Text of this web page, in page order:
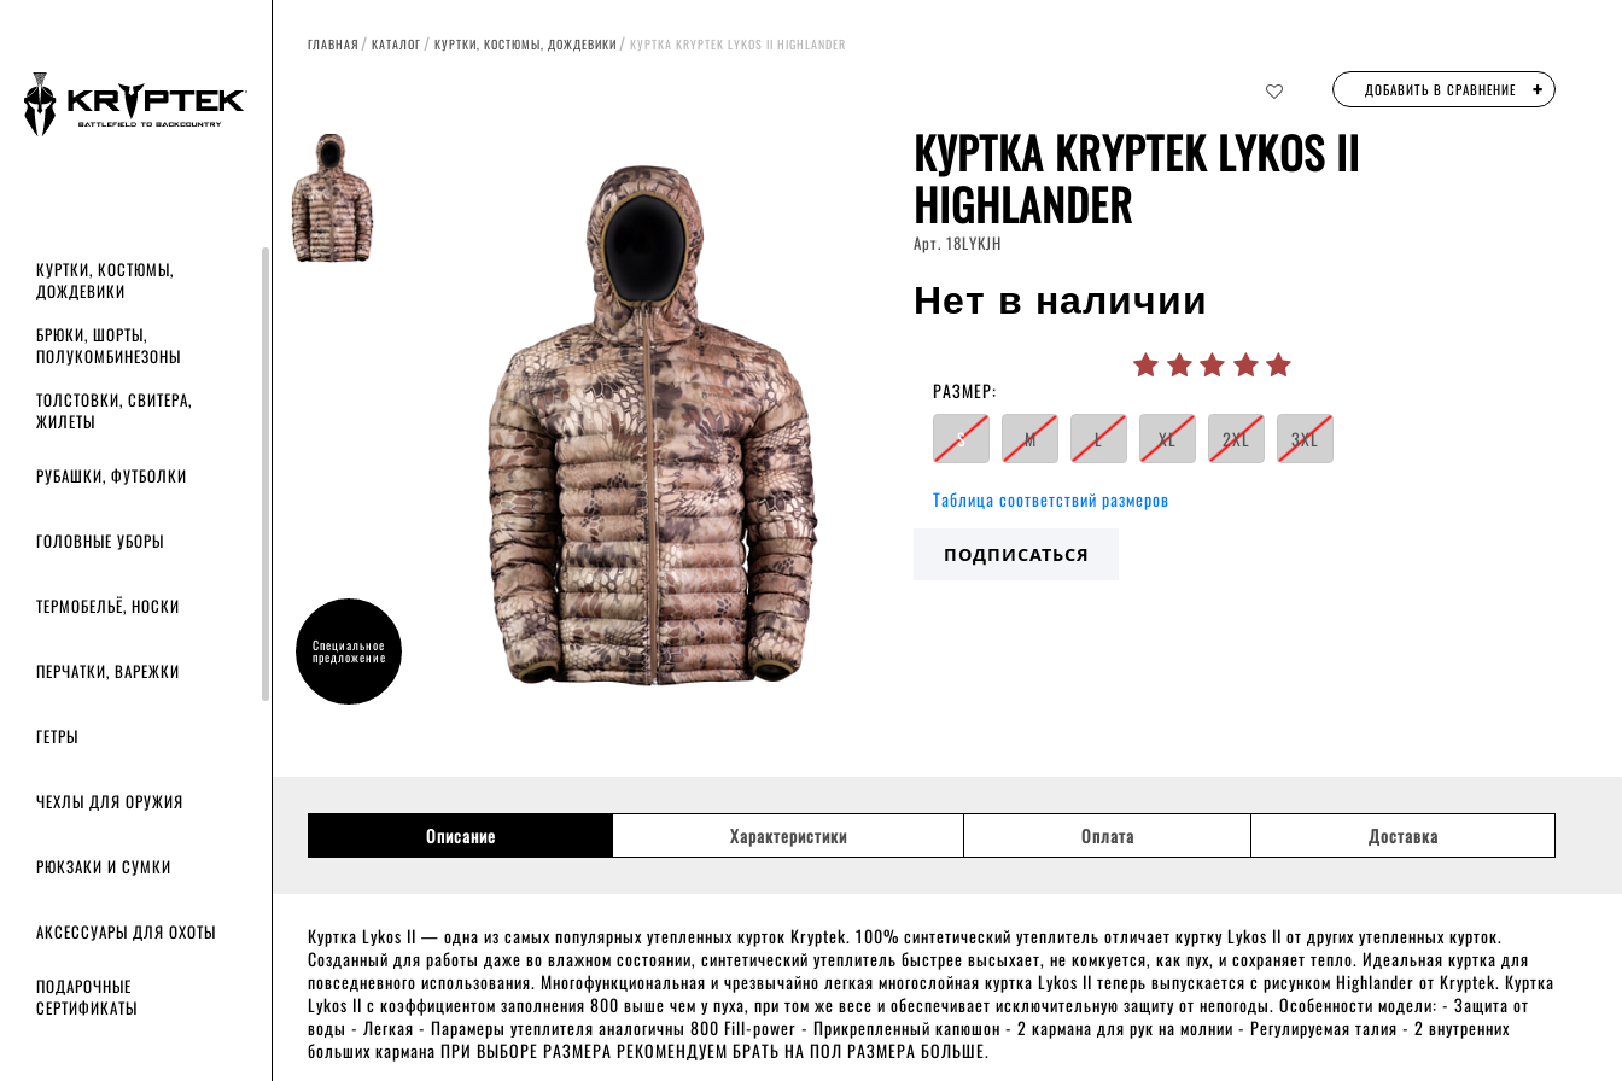
КУРТКИ, КОСТЮМЫ,
ДОЖДЕВИКИ
БРЮКИ, ШОРТЫ,
ПОЛУКОМБИНЕЗОНЫ
ТОЛСТОВКИ, СВИТЕРА,
ЖИЛЕТЫ
РУБАШКИ, ФУТБОЛКИ
ГОЛОВНЫЕ УБОРЫ
ТЕРМОБЕЛЬЁ, НОСКИ
ПЕРЧАТКИ, ВАРЕЖКИ
ГЕТРЫ
ЧЕХЛЫ ДЛЯ ОРУЖИЯ
РЮКЗАКИ И СУМКИ
АКСЕССУАРЫ ДЛЯ ОХОТЫ
ПОДАРОЧНЫЕ
СЕРТИФИКАТЫ
ГЛАВНАЯ КАТАЛОГ КУРТКИ, КОСТЮМЫ, ДОЖДЕВИКИ КУРТКА KRYPTEK LYKOS II HIGHLANDER
ДОБАВИТЬ В СРАВНЕНИЕ +
Специальное
предложение
КУРТКА KRYPTEK LYKOS II
HIGHLANDER
Арт. 18LYKJH
Нет в наличии
РАЗМЕР:
S
M L XL 2XL 3XL
Таблица соответствий размеров
ПОДПИСАТЬСЯ
Описание Характеристики Оплата Доставка
Куртка Lykos II — одна из самых популярных утепленных курток Kryptek. 100% синтетический утеплитель отличает куртку Lykos II от других утепленных курток.
Созданный для работы даже во влажном состоянии, синтетический утеплитель быстрее высыхает, не комкуется, как пух, и сохраняет тепло. Идеальная куртка для
повседневного использования. Многофункциональная и чрезвычайно легкая многослойная куртка Lykos II теперь выпускается с рисунком Highlander от Kryptek. Куртка
Lykos II с коэффициентом заполнения 800 выше чем у пуха, при том же весе и обеспечивает исключительную защиту от непогоды. Особенности модели: - Защита от
воды - Легкая - Парамеры утеплителя аналогичны 800 Fill-power - Прикрепленный капюшон - 2 кармана для рук на молнии - Регулируемая талия - 2 внутренних
больших кармана ПРИ ВЫБОРЕ РАЗМЕРА РЕКОМЕНДУЕМ БРАТЬ НА ПОЛ РАЗМЕРА БОЛЬШЕ.